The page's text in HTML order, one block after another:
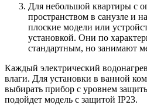
Для небольшой квартиры с
пространством в санузле и
плоские модели или
установкой. Они по
стандартным, но занимают
Каждый электрический
влаги. Для установки в ванной
выбирать прибор с уровнем
подойдет модель с защитой IP23.